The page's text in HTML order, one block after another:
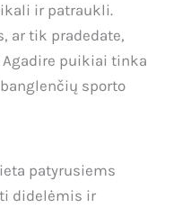
ir patraukli.
ar tik pradedate,
puikiai tinka
sporto
patyrusiems
didelėmis ir